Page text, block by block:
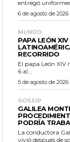
entregó
6 de agosto de 2026
MUNDO
PAPA LEÓN
RECORRIDO
El papa León
6 al...
5 de agosto de 2026
GOSSIP
GALILEA
PODRÍA
La conductora
vivió después de